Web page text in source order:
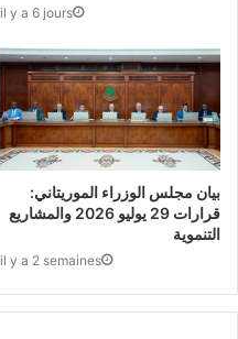
il y a 6 jours
بيان مجلس الوزراء الموريتاني:
قرارات 29 يوليو 2026 والمشاريع
التنموية
il y a 2 semaines